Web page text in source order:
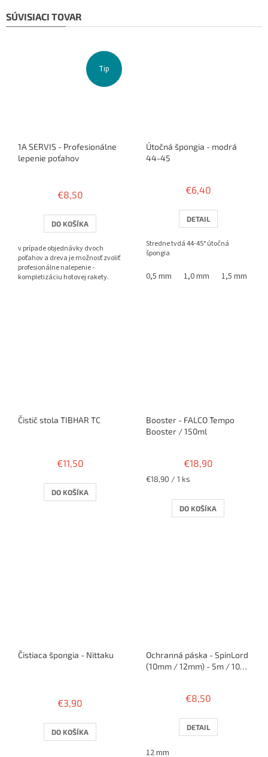
SÚVISIACI TOVAR
Tip
1A SERVIS - Profesionálne
lepenie poťahov
produktu
3,8
z
hviezdičiek.
€8,50
DO KOŠÍKA
v prípade objednávky dvoch
poťahov a dreva je možnosť zvoliť
profesionálne nalepenie -
kompletizáciu hotovej rakety.
Útočná špongia - modrá
44-45
€6,40
DETAIL
Stredne tvdá 44-45° útočná
špongia
0,5 mm 1,0 mm 1,5 mm
Čistič stola TIBHAR TC
€11,50
DO KOŠÍKA
Booster - FALCO Tempo
Booster / 150ml
€18,90
Jednotková
€18,90 / 1 ks
DO KOŠÍKA
Čistiaca špongia - Nittaku
produktu
4,0
z
€3,90
DO KOŠÍKA
Ochranná páska - SpinLord
(10mm / 12mm) - 5m / 10
€8,50
DETAIL
12 mm